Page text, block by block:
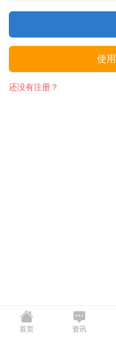
使
还没有注册？
首页 资讯